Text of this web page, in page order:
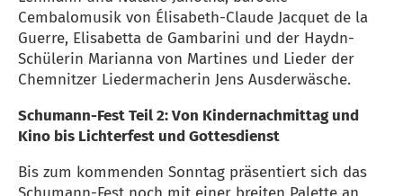
Cembalomusik von Élisabeth-Claude Jacquet de la
Guerre, Elisabetta de Gambarini und der Haydn-
Schülerin Marianna von Martines und Lieder der
Chemnitzer Liedermacherin Jens Ausderwäsche.
Schumann-Fest Teil 2: Von Kindernachmittag und
Kino bis Lichterfest und Gottesdienst
Bis zum kommenden Sonntag präsentiert sich das